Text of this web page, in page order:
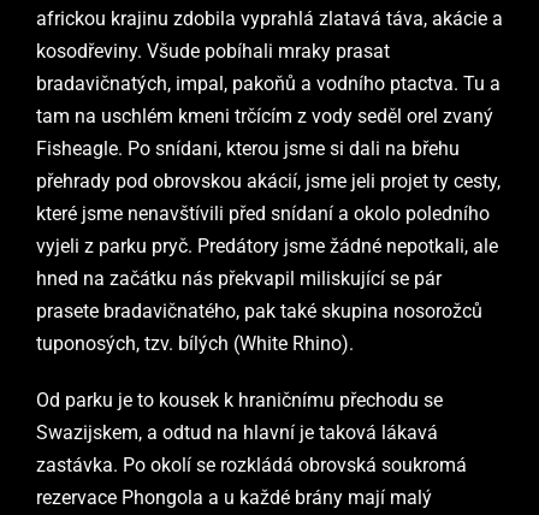
africkou krajinu zdobila vyprahlá zlatavá táva, akácie a
kosodřeviny. Všude pobíhali mraky prasat
bradavičnatých, impal, pakoňů a vodního ptactva. Tu a
tam na uschlém kmeni trčícím z vody seděl orel zvaný
Fisheagle. Po snídani, kterou jsme si dali na břehu
přehrady pod obrovskou akácií, jsme jeli projet ty cesty,
které jsme nenavštívili před snídaní a okolo poledního
vyjeli z parku pryč. Predátory jsme žádné nepotkali, ale
hned na začátku nás překvapil miliskující se pár
prasete bradavičnatého, pak také skupina nosorožců
tuponosých, tzv. bílých (White Rhino).
Od parku je to kousek k hraničnímu přechodu se
Swazijskem, a odtud na hlavní je taková lákavá
zastávka. Po okolí se rozkládá obrovská soukromá
rezervace Phongola a u každé brány mají malý